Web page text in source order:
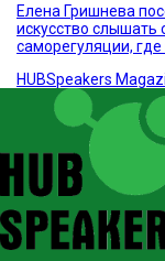
Елена Гришнева
искусство слышать
саморегуляции,
HUBSpeakers